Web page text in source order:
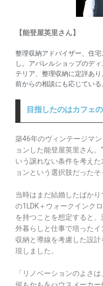
【能登屋英里さん】
整理収納アドバイザー、住
し。アパレルショップのデ
テリア、整理収納に定評あ
前からの相談にも応じている
目指したのはカフェ
築46年のヴィンテージマ
ョンした能登屋英里さん
いう譲れない条件を考え
ョンという選択肢だったそ
当時はまだ結婚したばか
の1LDK＋ウォークインク
を持つことを想定すると
外暮らしと仕事で培った
収納と導線を考慮した設
現しました。
「リノベーションのよさ
何もかもをハウスメーカ